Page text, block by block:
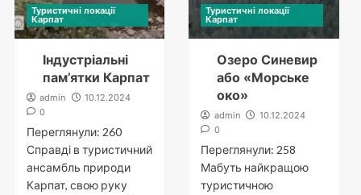
Туристичні локації
Карпат
Індустріальні
пам’ятки Карпат
admin
10.12.2024
0
Переглянули: 260
Справді в туристичний
ансамбль природи
Карпат, свою руку
Туристичні локації
Карпат
Озеро Синевир
або «Морське
око»
admin
10.12.2024
0
Переглянули: 258
Мабуть найкращою
туристичною